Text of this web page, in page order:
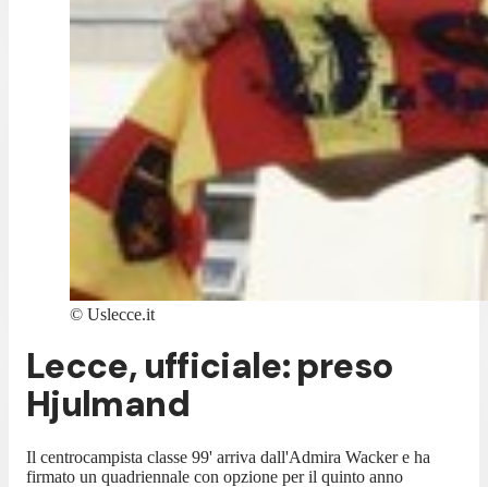
© Uslecce.it
Lecce, ufficiale: preso
Hjulmand
Il centrocampista classe 99' arriva dall'Admira Wacker e ha
firmato un quadriennale con opzione per il quinto anno